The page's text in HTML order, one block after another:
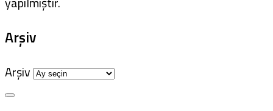
Arşiv
Arşiv